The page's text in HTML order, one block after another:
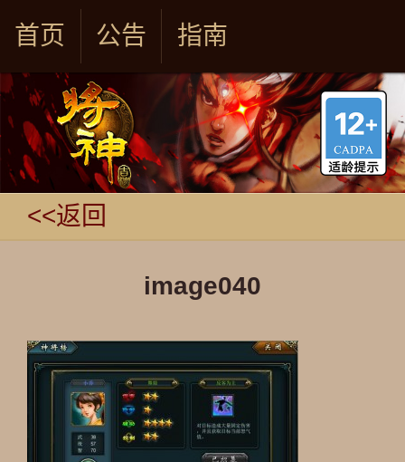
首页 公告 指南
<<返回
image040